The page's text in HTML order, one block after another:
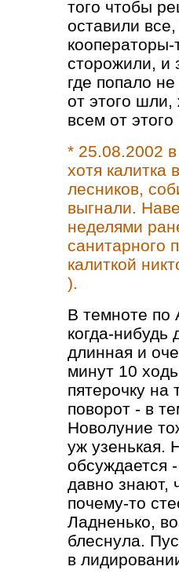
того чтобы
оставили
сторожили, и
где попало
от этого шли,
всем от
* 25.08.2002
хотя
лесников,
выгнали.
неделями
санитарного
калиткой
).
В темноте по
когда-нибудь
длинная и
минут 10
пятерочку на
поворот - в
Новолуние
уж узенькая.
обсуждается
давно знают,
почему-то
Ладненько,
блеснула.
в